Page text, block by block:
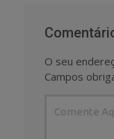
O seu
Campos